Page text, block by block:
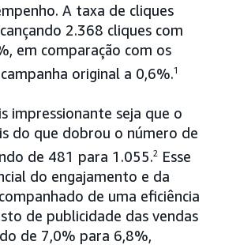
A taxa de cliques
2.368 cliques com
em comparação com os
original a 0,6%.1
impressionante seja que o
do que dobrou o número de
de 481 para 1.055.2
Esse
do engajamento e da
de uma eficiência
de publicidade das vendas
de 7,0% para 6,8%,